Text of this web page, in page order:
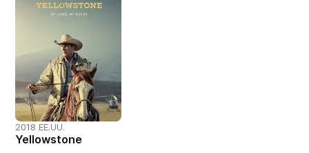
2018 EE.UU.
Yellowstone